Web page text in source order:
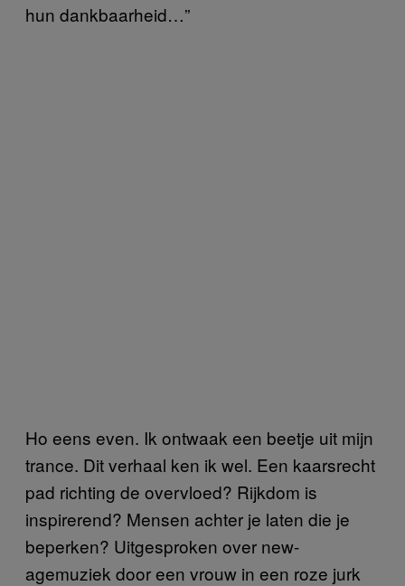
hun dankbaarheid…”
Ho eens even. Ik ontwaak een beetje uit mijn
trance. Dit verhaal ken ik wel. Een kaarsrecht
pad richting de overvloed? Rijkdom is
inspirerend? Mensen achter je laten die je
beperken? Uitgesproken over new-
agemuziek door een vrouw in een roze jurk